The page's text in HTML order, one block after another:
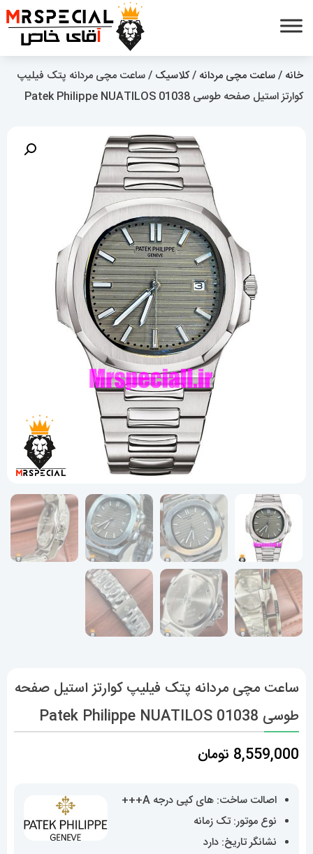
خانه /ساعت مچی مردانه /کلاسیک / ساعت مچی مردانه پتک فیلیپ
کوارتز استیل صفحه طوسی Patek Philippe NUATILOS 01038
ساعت مچی مردانه پتک فیلیپ کوارتز استیل صفحه
طوسی Patek Philippe NUATILOS 01038
8,559,000 تومان
اصالت ساخت: های کپی درجه A+++
نوع موتور: تک زمانه
نشانگر تاریخ: دارد